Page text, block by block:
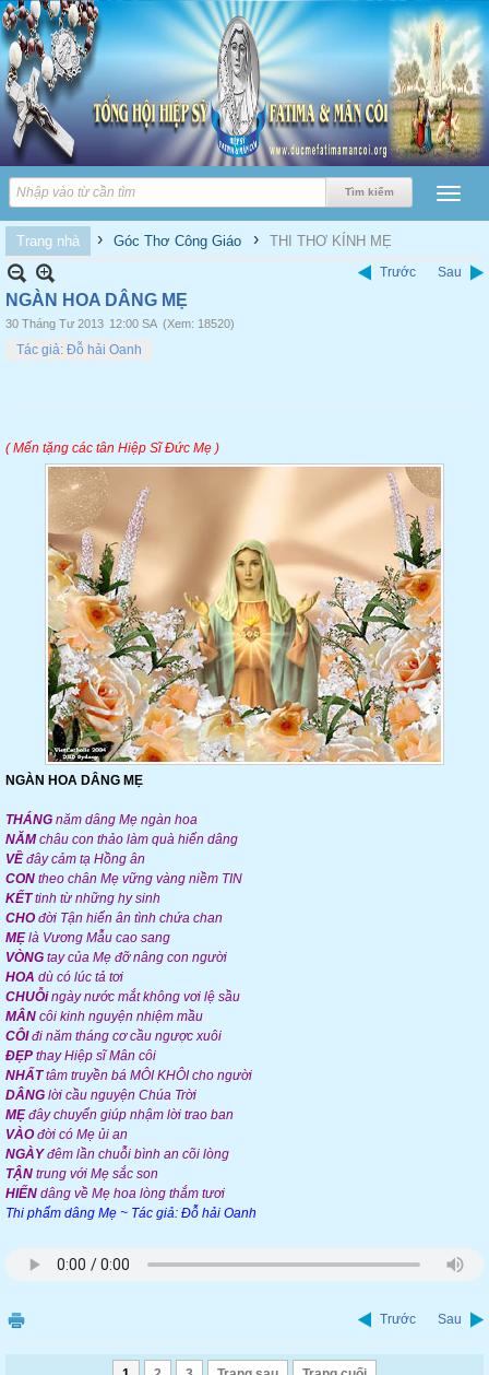
Trang nhà › Góc Thơ Công Giáo › THI THƠ KÍNH MẸ
Trước Sau
NGÀN HOA DÂNG MẸ
30 Tháng Tư 2013 12:00 SA (Xem: 18520)
Tác giả: Đỗ hải Oanh
( Mến tặng các tân Hiệp Sĩ Đức Mẹ )
NGÀN HOA DÂNG MẸ
THÁNG năm dâng Mẹ ngàn hoa
NĂMchâu con thảo làm quà hiến dâng
VỀđây cảm tạ Hồng ân
CON theo chân Mẹ vững vàng niềm TIN
KẾTtinh từ những hy sinh
CHOđời Tận hiến ân tình chứa chan
MẸlà Vương Mẫu cao sang
VÒNG tay của Mẹ đỡ nâng con người
HOA dù có lúc tả tơi
CHUỖingày nước mắt không vơi lệ sầu
MÂN côi kinh nguyện nhiệm mầu
CÔIđi năm tháng cơ cầu ngược xuôi
ĐẸP thay Hiệp sĩ Mân côi
NHẤTtâm truyền bá MÔI KHÔI cho người
DÂNG lời cầu nguyện Chúa Trời
MẸđây chuyển giúp nhậm lời trao ban
VÀOđời có Mẹ ủi an
NGÀYđêm lần chuỗi bình an cõi lòng
TẬN trung với Mẹ sắc son
HIẾN dâng về Mẹ hoa lòng thắm tươi
Thi phẩm dâng Mẹ ~ Tác giả: Đỗ hải Oanh
Trước Sau